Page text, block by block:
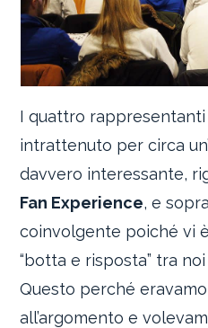
I quattro rappresentanti
intrattenuto per circa
davvero interessante,
Fan Experience, e
coinvolgente poiché vi
“botta e risposta” tra
Questo perché
all’argomento e